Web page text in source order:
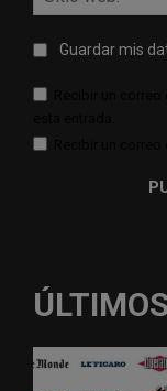
Guardar mis